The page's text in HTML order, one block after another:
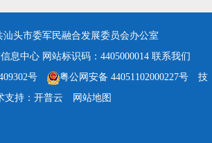
汕头市委军民融合发展委员会办公室
息中心 网站标识码：4405000014 联系我们
号
粤公网安备 44051102000227号
技
支持：开普云
网站地图